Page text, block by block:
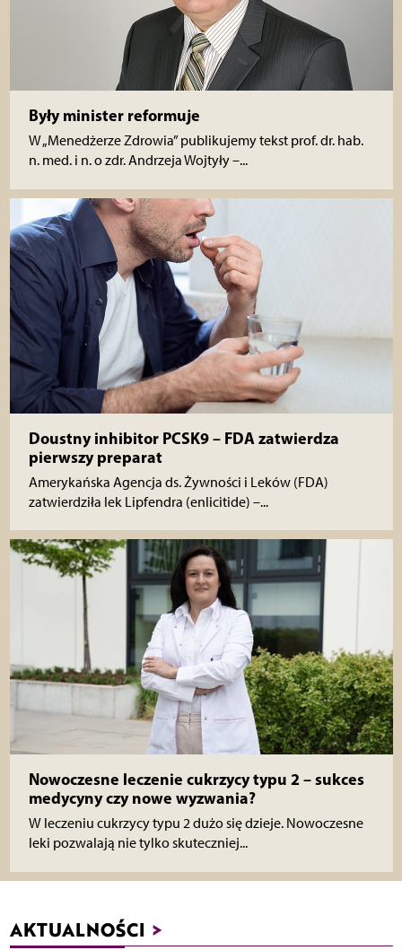
Były minister reformuje
W „Menedżerze Zdrowia” publikujemy tekst prof. dr. hab.
n. med. i n. o zdr. Andrzeja Wojtyły –...
Doustny inhibitor PCSK9 – FDA zatwierdza
pierwszy preparat
Amerykańska Agencja ds. Żywności i Leków (FDA)
zatwierdziła lek Lipfendra (enlicitide) –...
Nowoczesne leczenie cukrzycy typu 2 – sukces
medycyny czy nowe wyzwania?
W leczeniu cukrzycy typu 2 dużo się dzieje. Nowoczesne
leki pozwalają nie tylko skuteczniej...
AKTUALNOŚCI >